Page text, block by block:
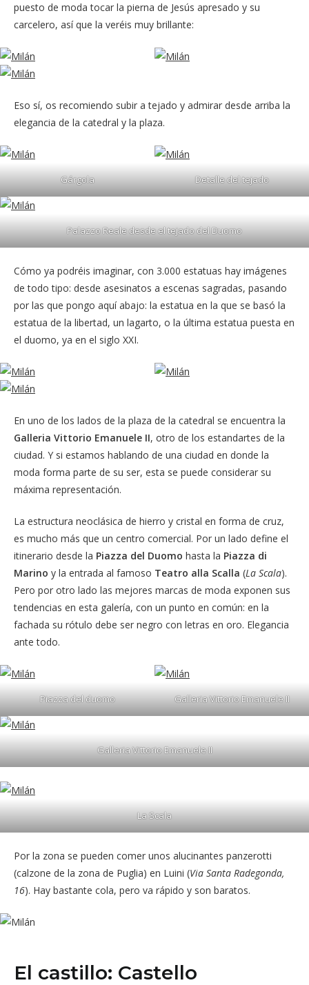
puesto de moda tocar la pierna de Jesús apresado y su
carcelero, así que la veréis muy brillante:
Eso sí, os recomiendo subir a tejado y admirar desde arriba la
elegancia de la catedral y la plaza.
Gárgola Detalle del tejado
Palazzo Reale desde el tejado del Duomo
Cómo ya podréis imaginar, con 3.000 estatuas hay imágenes
de todo tipo: desde asesinatos a escenas sagradas, pasando
por las que pongo aquí abajo: la estatua en la que se basó la
estatua de la libertad, un lagarto, o la última estatua puesta en
el duomo, ya en el siglo XXI.
En uno de los lados de la plaza de la catedral se encuentra la
Galleria Vittorio Emanuele II, otro de los estandartes de la
ciudad. Y si estamos hablando de una ciudad en donde la
moda forma parte de su ser, esta se puede considerar su
máxima representación.
La estructura neoclásica de hierro y cristal en forma de cruz,
es mucho más que un centro comercial. Por un lado define el
itinerario desde la Piazza del Duomo hasta la Piazza di
Marino y la entrada al famoso Teatro alla Scalla (La Scala).
Pero por otro lado las mejores marcas de moda exponen sus
tendencias en esta galería, con un punto en común: en la
fachada su rótulo debe ser negro con letras en oro. Elegancia
ante todo.
Piazza del duomo Galleria Vittorio Emanuele II
Galleria Vittorio Emanuele II
La Scala
Por la zona se pueden comer unos alucinantes panzerotti
(calzone de la zona de Puglia) en Luini (Via Santa Radegonda,
16). Hay bastante cola, pero va rápido y son baratos.
El castillo: Castello